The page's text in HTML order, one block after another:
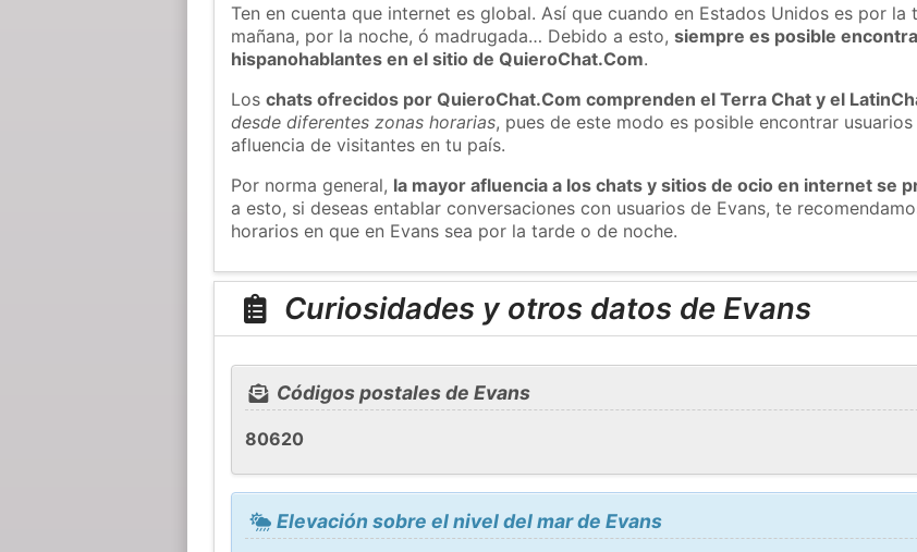
Ten en cuenta que internet es global. Así que cuando en Estados Unidos es por
mañana, por la noche, ó madrugada… Debido a esto,siempre es posible
hispanohablantes en el sitio de QuieroChat.Com.
Loschats ofrecidos por QuieroChat.Com comprenden el Terra Chat y el
desde diferentes zonas horarias, pues de este modo es posible encontrar
afluencia de visitantes en tu país.
Por norma general, la mayor afluencia a los chats y sitios de ocio en internet se
a esto, si deseas entablar conversaciones con usuarios de Evans, te
horarios en que en Evans sea por la tarde o de noche.
Curiosidades y otros datos de Evans
Códigos postales de Evans
80620
Elevación sobre el nivel del mar de Evans